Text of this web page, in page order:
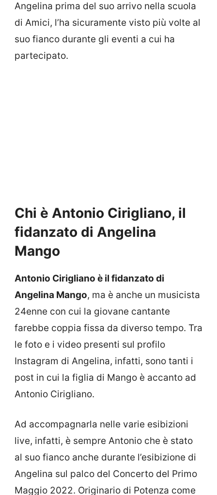
Angelina prima del suo arrivo nella scuola
di Amici, l’ha sicuramente visto più volte al
suo fianco durante gli eventi a cui ha
partecipato.
Chi è Antonio Cirigliano, il
fidanzato di Angelina
Mango
Antonio Cirigliano è il fidanzato di
Angelina Mango, ma è anche un musicista
24enne con cui la giovane cantante
farebbe coppia fissa da diverso tempo. Tra
le foto e i video presenti sul profilo
Instagram di Angelina, infatti, sono tanti i
post in cui la figlia di Mango è accanto ad
Antonio Cirigliano.
Ad accompagnarla nelle varie esibizioni
live, infatti, è sempre Antonio che è stato
al suo fianco anche durante l’esibizione di
Angelina sul palco del Concerto del Primo
Maggio 2022. Originario di Potenza come